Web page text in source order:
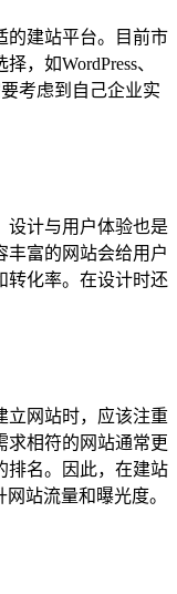
的建站平台。目前市
，如WordPress、
考虑到自己企业实
设计与用户体验也是
丰富的网站会给用户
转化率。在设计时还
立网站时，应该注重
求相符的网站通常更
排名。因此，在建站
站流量和曝光度。